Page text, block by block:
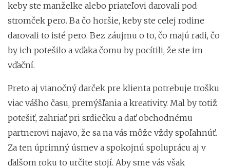
keby ste manželke alebo priateľovi darovali pod
stromček pero. Ba čo horšie, keby ste celej rodine
darovali to isté pero. Bez záujmu o to, čo majú radi, čo
by ich potešilo a vďaka čomu by pocítili, že ste im
vďační.
Preto aj vianočný darček pre klienta potrebuje trošku
viac vášho času, premýšľania a kreativity. Mal by totiž
potešiť, zahriať pri srdiečku a dať obchodnému
partnerovi najavo, že sa na vás môže vždy spoľahnúť.
Za ten úprimný úsmev a spokojnú spoluprácu aj v
ďalšom roku to určite stojí. Aby sme vás však